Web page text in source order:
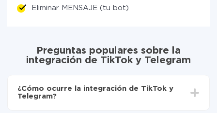
Eliminar MENSAJE (tu bot)
Preguntas populares sobre la
integración de TikTok y Telegram
¿Cómo ocurre la integración de TikTok y
Telegram?